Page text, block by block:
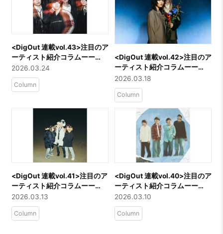
<DigOut 連載vol.43>注目のア
ーティスト紹介コラムーー
「Blue rose paradigm」
2026.03.24
Column
<DigOut 連載vol.42>注目のア
ーティスト紹介コラムーー
「名誉伝説」
2026.03.18
Column
<DigOut 連載vol.41>注目のア
ーティスト紹介コラムーー
「つきみ」
2026.03.13
Column
<DigOut 連載vol.40>注目のア
ーティスト紹介コラムーー
「おもかげ」
2026.03.10
Column